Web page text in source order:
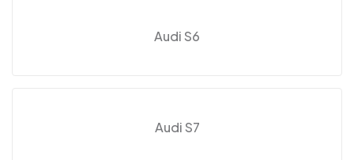
Audi S6
Audi S7